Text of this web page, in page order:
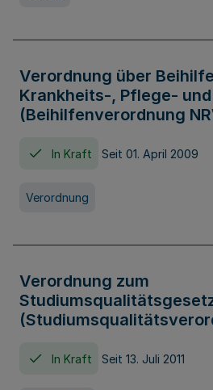
Verordnung über
Krankheits-, Pflege-
(Beihilfenverordnung
In Kraft Seit 01. April 2009
Verordnung
Verordnung zum
In Kraft Seit 13. Juli 2011